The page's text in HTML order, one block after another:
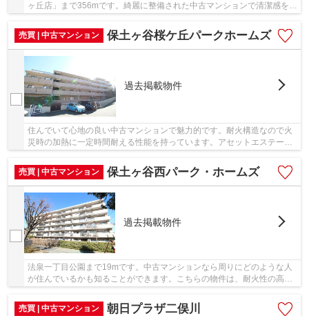
ヶ丘店」まで356mです。綺麗に整備された中古マンションで清潔感を感
売買 | 中古マンション
保土ヶ谷桜ケ丘パークホームズ
過去掲載物件
住んでいて心地の良い中古マンションで魅力的です。耐火構造なので火
災時の加熱に一定時間耐える性能を持っています。アセットエステート
売買 | 中古マンション
保土ヶ谷西パーク・ホームズ
過去掲載物件
法泉一丁目公園まで19mです。中古マンションなら周りにどのような人
が住んでいるかも知ることができます。こちらの物件は、耐火性の高い
構造になっております。不動産購入は人生で一度...
売買 | 中古マンション
朝日プラザ二俣川